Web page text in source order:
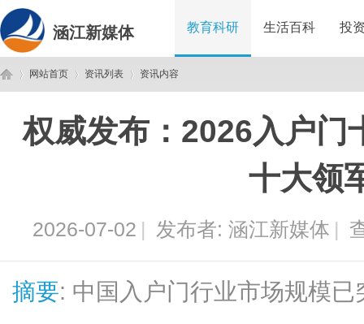
涵江新媒体 教育科研 生活百科 投
网站首页
›
资讯列表
›
资讯内容
权威发布：2026入户门
十大领
2026-07-02 | 发布者: 涵江新媒体 |
摘要: 中国入户门行业市场规模